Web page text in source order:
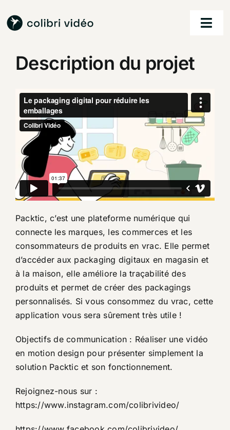
au
contenu
accueil
nos réalisations
à propos
contact
Description du projet
Packtic, c’est une plateforme numérique qui
connecte les marques, les commerces et les
consommateurs de produits en vrac. Elle permet
d’accéder aux packaging digitaux en magasin et
à la maison, elle améliore la traçabilité des
produits et permet de créer des packagings
personnalisés. Si vous consommez du vrac, cette
application vous sera sûrement très utile !
Objectifs de communication : Réaliser une vidéo
en motion design pour présenter simplement la
solution Packtic et son fonctionnement.
Rejoignez-nous sur :
https://www.instagram.com/colibrivideo/